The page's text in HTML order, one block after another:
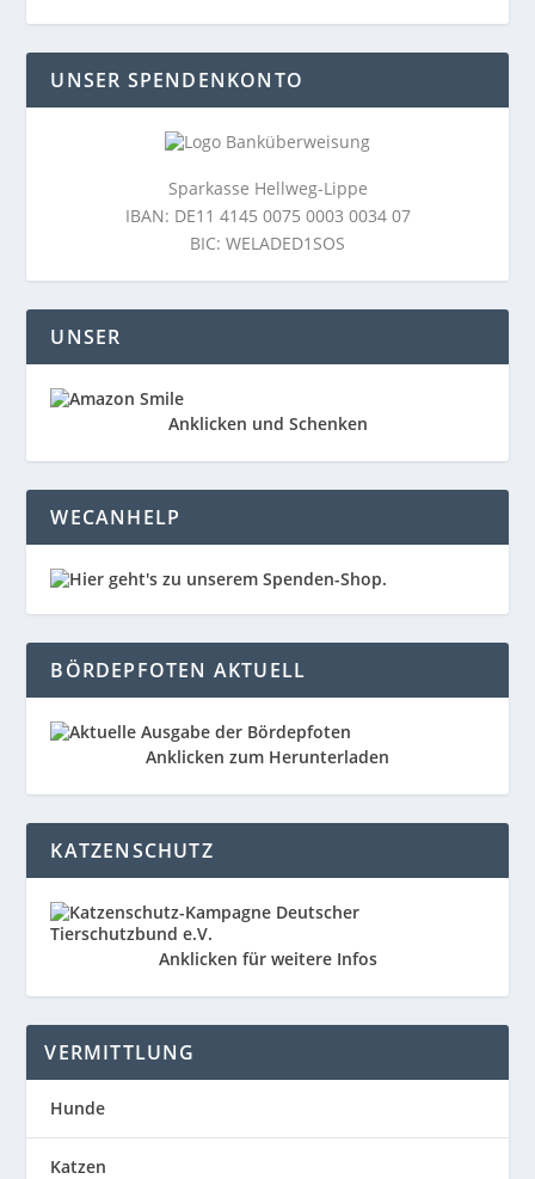
UNSER SPENDENKONTO
Sparkasse Hellweg-Lippe
IBAN: DE11 4145 0075 0003 0034 07
BIC: WELADED1SOS
UNSER
Anklicken und Schenken
WECANHELP
BÖRDEPFOTEN AKTUELL
Anklicken zum Herunterladen
KATZENSCHUTZ
Anklicken für weitere Infos
VERMITTLUNG
Hunde
Katzen